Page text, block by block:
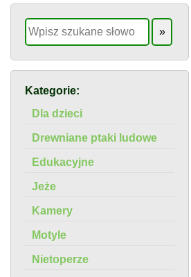
Kategorie:
Dla dzieci
Drewniane ptaki ludowe
Edukacyjne
Jeże
Kamery
Motyle
Nietoperze